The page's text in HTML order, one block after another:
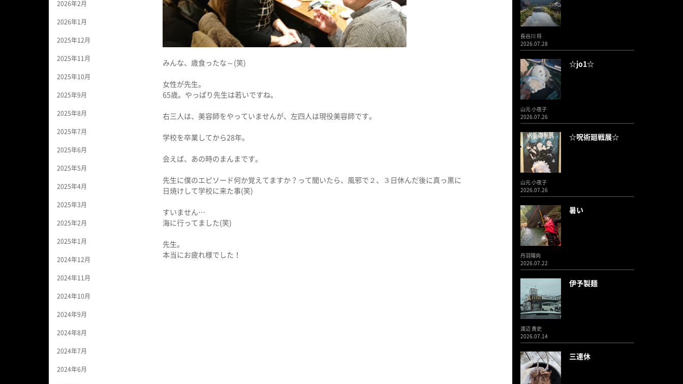
2026年2月
2026年1月
2025年12月
2025年11月
2025年10月
2025年9月
2025年8月
2025年7月
2025年6月
2025年5月
2025年4月
2025年3月
2025年2月
2025年1月
2024年12月
2024年11月
2024年10月
2024年9月
2024年8月
2024年7月
2024年6月
みんな、歳食ったな～(笑)
女性が先生。
65歳。やっぱり先生は若いですね。
右三人は、美容師をやっていませんが、左四人は現役美容師です。
学校を卒業してから28年。
会えば、あの時のまんまです。
先生に僕のエピソード何か覚えてますか？って聞いたら、風邪で２、３日休んだ後に真っ黒に
日焼けして学校に来た事(笑)
すいません…
海に行ってました(笑)
先生。
本当にお疲れ様でした！
長谷川 将
2026.07.28
☆jo1☆
山元 小夜子
2026.07.26
☆呪術廻戦展☆
山元 小夜子
2026.07.26
暑い
丹羽陽向
2026.07.22
伊予製麺
渡辺 貴史
2026.07.14
三連休